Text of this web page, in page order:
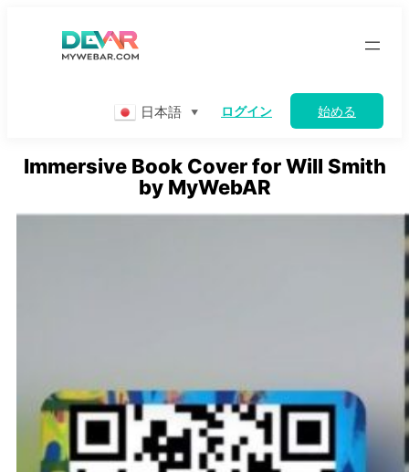
日本語 ▼ ログイン 始める
Immersive Book Cover for Will Smith
by MyWebAR